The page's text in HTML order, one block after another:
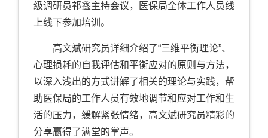
级调研员祁鑫主持会议，医保局全体工作人员线
上线下参加培训。
高文斌研究员详细介绍了“三维平衡理论”、
心理损耗的自我评估和平衡应对的原则与方法，
以深入浅出的方式讲解了相关的理论与实践，帮
助医保局的工作人员有效地调节和应对工作和生
活的压力，缓解紧张情绪，高文斌研究员精彩的
分享赢得了满堂的掌声。